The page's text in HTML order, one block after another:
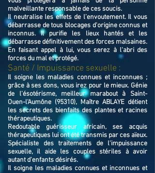
malveillante responsable de ces soucis.
Il neutralise les effets de l’envoutement. Il vous
débarrasse de tous blocages d'origine connus et
inconnus. Il purifie les lieux hantés et les
débarrasse définitivement des forces malsaines.
En faisant appel à lui, vous serez à l'abri des
forces du mal et protégé.
Santé / Impuissance sexuelle :
Il soigne les maladies connues et inconnues ;
grâce à ses dons, vous irez pour le mieux. Génie
de l'ésotérisme, meilleur marabout à Saint-
Ouen-l'Aumône (95310), Maître ABLAYE détient
les secrets des bienfaits des plantes et racines
thérapeutiques.
Redoutable guérisseur africain, ses acquis
thérapeutiques lui ont été transmis par ces aïeux.
Spécialiste des traitements de l'impuissance
sexuelle, il aide les couples stériles à avoir
autant d'enfants désirés.
Il soigne les maladies connues et inconnues et